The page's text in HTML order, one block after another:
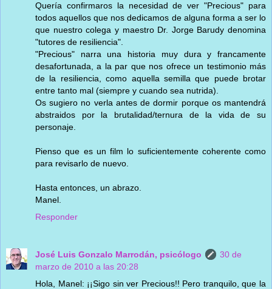
Quería confirmaros la necesidad de ver "Precious" para
todos aquellos que nos dedicamos de alguna forma a ser lo
que nuestro colega y maestro Dr. Jorge Barudy denomina
"tutores de resiliencia".
"Precious" narra una historia muy dura y francamente
desafortunada, a la par que nos ofrece un testimonio más
de la resiliencia, como aquella semilla que puede brotar
entre tanto mal (siempre y cuando sea nutrida).
Os sugiero no verla antes de dormir porque os mantendrá
abstraidos por la brutalidad/ternura de la vida de su
personaje.
Pienso que es un film lo suficientemente coherente como
para revisarlo de nuevo.
Hasta entonces, un abrazo.
Manel.
Responder
José Luis Gonzalo Marrodán, psicólogo
30 de
marzo de 2010 a las 20:28
Hola, Manel: ¡¡Sigo sin ver Precious!! Pero tranquilo, que la